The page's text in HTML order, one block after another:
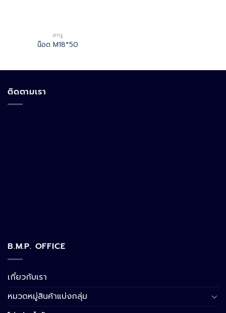
สกรู
น็อต M18*50
ติดตามเรา
B.M.P. OFFICE
เกี่ยวกับเรา
หมวดหมู่สินค้าแบ่งกลุ่ม